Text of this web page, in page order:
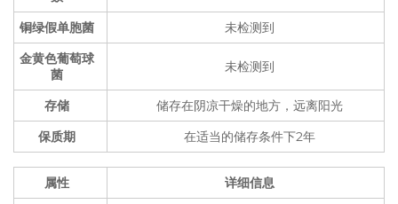
铜绿假单胞菌
未检测到
金黄色葡萄球
菌
未检测到
存储
储存在阴凉干燥的地方，远离阳光
保质期
在适当的储存条件下2年
属性
详细信息